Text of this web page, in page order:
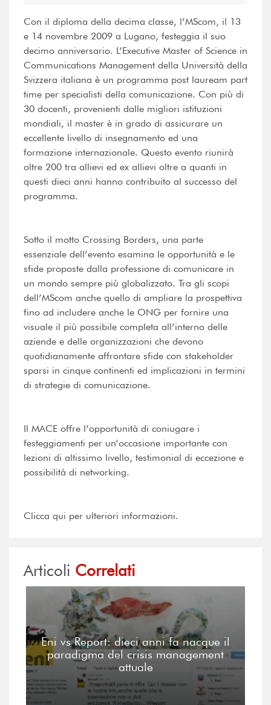
Con il diploma della decima classe, l’MScom, il 13
e 14 novembre 2009 a Lugano, festeggia il suo
decimo anniversario. L’Executive Master of Science in
Communications Management della Università della
Svizzera italiana è un programma post lauream part
time per specialisti della comunicazione. Con più di
30 docenti, provenienti dalle migliori istituzioni
mondiali, il master è in grado di assicurare un
eccellente livello di insegnamento ed una
formazione internazionale. Questo evento riunirà
oltre 200 tra allievi ed ex allievi oltre a quanti in
questi dieci anni hanno contribuito al successo del
programma.
Sotto il motto Crossing Borders, una parte
essenziale dell’evento esamina le opportunità e le
sfide proposte dalla professione di comunicare in
un mondo sempre più globalizzato. Tra gli scopi
dell’MScom anche quello di ampliare la prospettiva
fino ad includere anche le ONG per fornire una
visuale il più possibile completa all’interno delle
aziende e delle organizzazioni che devono
quotidianamente affrontare sfide con stakeholder
sparsi in cinque continenti ed implicazioni in termini
di strategie di comunicazione.
Il MACE offre l’opportunità di coniugare i
festeggiamenti per un’occasione importante con
lezioni di altissimo livello, testimonial di eccezione e
possibilità di networking.
Clicca qui per ulteriori informazioni.
Articoli Correlati
Eni vs Report: dieci anni fa nacque il
paradigma del crisis management
attuale